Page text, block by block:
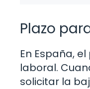
Plazo
En España,
laboral.
solicitar la